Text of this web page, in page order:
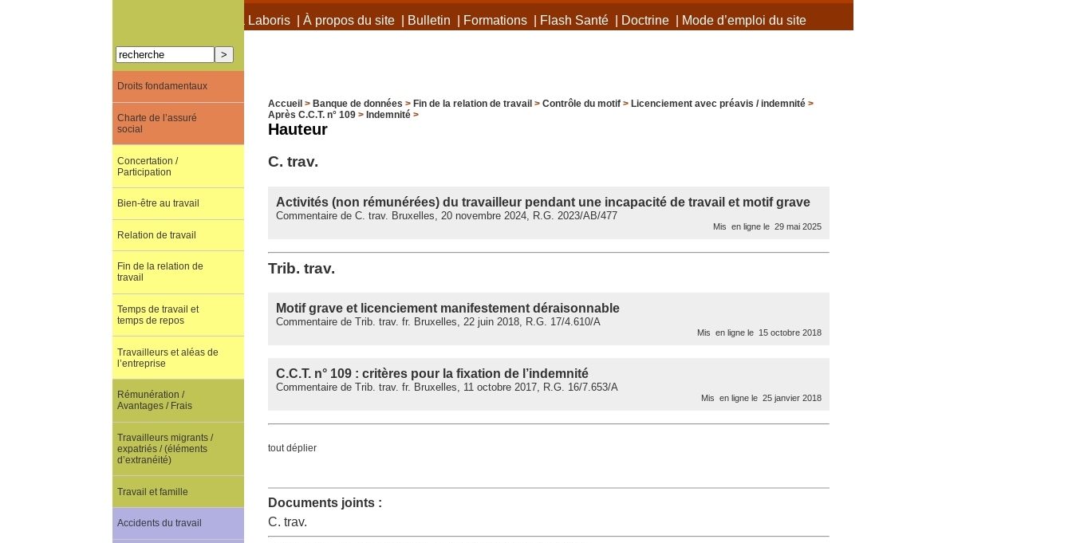
À propos de Terra Laboris| À propos du site| Bulletin Formations| Flash Santé| Doctrine| Mode d’emploi du site
Accueil > Banque de données > Fin de la relation de travail > Contrôle du motif> Licenciement avec préavis / indemnité>
Après C.C.T. n° 109> Indemnité>
Hauteur
C. trav.
Activités (non rémunérées) du travailleur pendant une incapacité de travail et motif grave
Commentaire de C. trav. Bruxelles, 20 novembre 2024, R.G. 2023/AB/477
Mis en ligne le 29 mai 2025
Trib. trav.
Motif grave et licenciement manifestement déraisonnable
Commentaire de Trib. trav. fr. Bruxelles, 22 juin 2018, R.G. 17/4.610/A
Mis en ligne le 15 octobre 2018
C.C.T. n° 109 : critères pour la fixation de l’indemnité
Commentaire de Trib. trav. fr. Bruxelles, 11 octobre 2017, R.G. 16/7.653/A
Mis en ligne le 25 janvier 2018
tout déplier
Documents joints :
C. trav.
Droits fondamentaux
Charte de l’assuré
social
Concertation /
Participation
Bien-être au travail
Relation de travail
Fin de la relation de
travail
Temps de travail et
temps de repos
Travailleurs et aléas de
l’entreprise
Rémunération /
Avantages / Frais
Travailleurs migrants /
expatriés / (éléments
d’extranéité)
Travail et famille
Accidents du travail